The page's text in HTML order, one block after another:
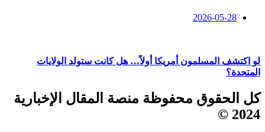
2026-05-28
لو اكتشف المسلمون أمريكا أولاً… هل كانت ستولد الولايات
المتحدة؟
كل الحقوق محفوظة منصة المقال الإخبارية
2024 ©